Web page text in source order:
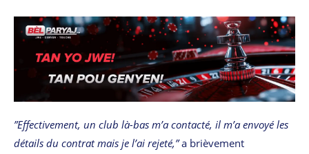
”Effectivement, un club là-bas m’a contacté, il m’a envoyé les
détails du contrat mais je l’ai rejeté,”a brièvement